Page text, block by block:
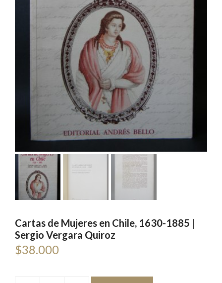
Cartas de Mujeres en Chile, 1630-1885 |
Sergio Vergara Quiroz
$38.000